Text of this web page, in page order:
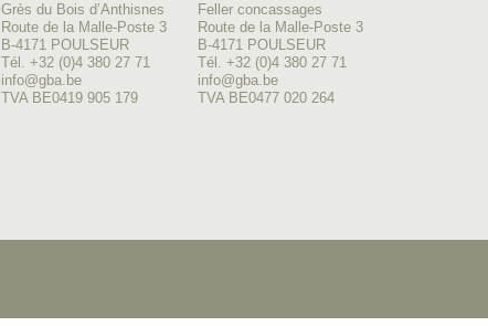
Grès du Bois d’Anthisnes
Route de la Malle-Poste 3
B-4171 POULSEUR
Tél. +32 (0)4 380 27 71
info@gba.be
TVA BE0419 905 179
Feller concassages
Route de la Malle-Poste 3
B-4171 POULSEUR
Tél. +32 (0)4 380 27 71
info@gba.be
TVA BE0477 020 264